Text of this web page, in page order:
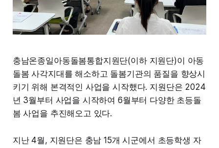
충남온종일아동돌봄통합지원단(이하 지원단)이 아동
돌봄 사각지대를 해소하고 돌봄기관의 품질을 향상시
키기 위해 본격적인 사업을 시작했다. 지원단은 2024
년 3월부터 사업을 시작하여 6월부터 다양한 초등돌
봄 사업을 추진해오고 있다.
지난 4월, 지원단은 충남 15개 시군에서 초등학생 자